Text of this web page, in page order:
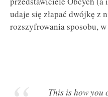
udaje się złapać dwójkę z
rozszyfrowania sposobu,
This is how you